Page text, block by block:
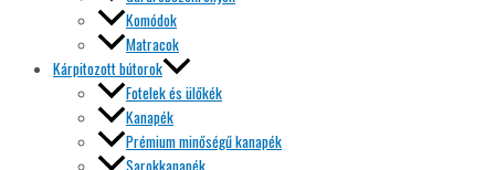
Komódok
Matracok
Kárpitozott bútorok
Fotelek és ülőkék
Kanapék
Prémium minőségű kanapék